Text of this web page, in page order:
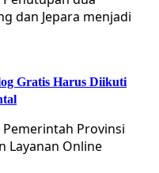
dan Jepara menjadi
Gratis Harus Diikuti
Pemerintah Provinsi
Layanan Online